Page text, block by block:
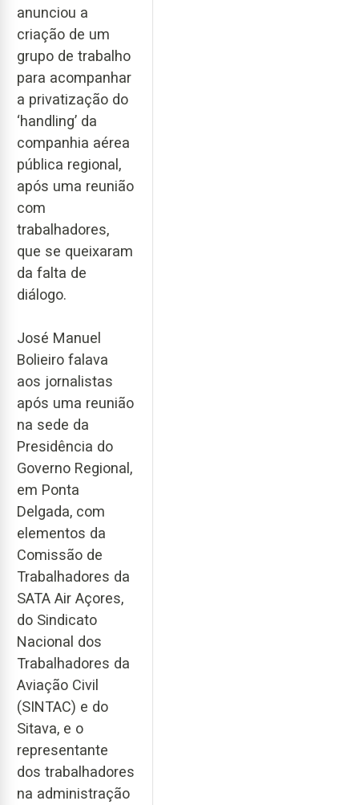
anunciou a
criação de um
grupo de trabalho
para acompanhar
a privatização do
‘handling’ da
companhia aérea
pública regional,
após uma reunião
com
trabalhadores,
que se queixaram
da falta de
diálogo.
José Manuel
Bolieiro falava
aos jornalistas
após uma reunião
na sede da
Presidência do
Governo Regional,
em Ponta
Delgada, com
elementos da
Comissão de
Trabalhadores da
SATA Air Açores,
do Sindicato
Nacional dos
Trabalhadores da
Aviação Civil
(SINTAC) e do
Sitava, e o
representante
dos trabalhadores
na administração